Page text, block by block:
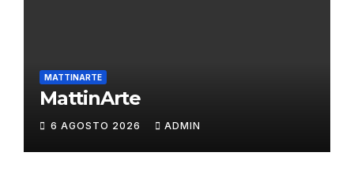
MATTINARTE
MattinArte
6 AGOSTO 2026 ADMIN